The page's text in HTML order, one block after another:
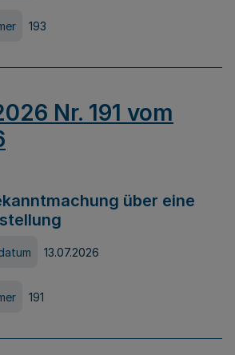
193
Nr. 191 vom
über eine
13.07.2026
191